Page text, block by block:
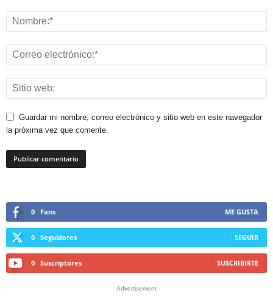
Guardar mi nombre, correo electrónico y sitio web en este navegador
la próxima vez que comente.
0 Fans ME GUSTA
0 Seguidores SEGUIR
0 Suscriptores SUSCRIBIRTE
- Advertisement -